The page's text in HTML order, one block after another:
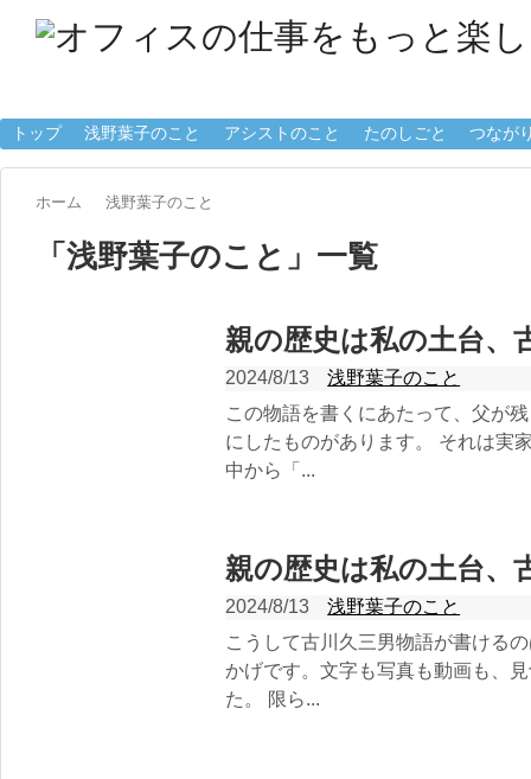
トップ 浅野葉子のこと アシストのこと たのしごと つなが
ホーム 浅野葉子のこと
「 浅野葉子のこと 」 一覧
親の歴史は私の土台、
2024/8/13
浅野葉子のこと
この物語を書くにあたって、父が
にしたものがあります。 それは実
中から「...
親の歴史は私の土台、
2024/8/13
浅野葉子のこと
こうして古川久三男物語が書ける
かげです。文字も写真も動画も、
た。 限ら...